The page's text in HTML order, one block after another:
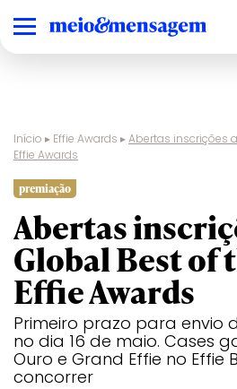
Início ▸ Effie Awards ▸Abertas inscrições
Effie Awards
premiação
Abertas
Global Best of
Effie Awards
Primeiro prazo para envio
no dia 16 de maio. Cases
Ouro e Grand Effie no Effie
concorrer